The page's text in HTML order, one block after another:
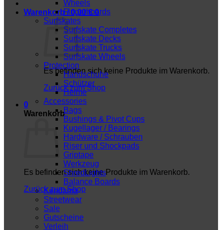
Warenkorb /0,00€ 0
Es befinden sich keine Produkte im Warenkorb.
Zurück zum Shop
0
Warenkorb
Es befinden sich keine Produkte im Warenkorb.
Zurück zum Shop
Wheels
Fingerboards
Surfskates
Surfskate Completes
Surfskate Decks
Surfskate Trucks
Surfskate Wheels
Protection
Handschuhe
Schützer
Helme
Accessories
Bags
Bushings & Pivot Cups
Kugellager / Bearings
Hardware / Schrauben
Riser und Shockpads
Griptape
Werkzeug
ShredLights
Balance Boards
Kendama
Streetwear
Sale
Gutscheine
Verleih